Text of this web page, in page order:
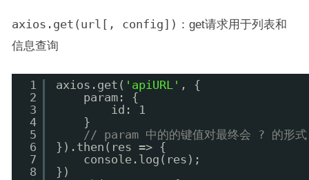
axios.get(url[, config]) ：get请求用于列表和
信息查询
1
2
3
4
5
6
7
8
axios.get( 'apiURL' , {
param: {
id: 1
}
// param 中的的键值对最终会 ? 的形式
}).then(res => {
console.log(res);
})